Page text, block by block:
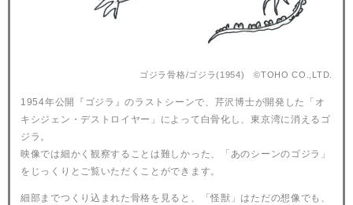
ゴジラ骨格/ゴジラ(1954) ©TOHO CO.,LTD.
1954年公開『ゴジラ』のラストシーンで、芹沢博士が開発した「オ
キシジェン・デストロイヤー」によって白骨化し、東京湾に消えるゴ
ジラ。
映像では細かく観察することは難しかった、「あのシーンのゴジラ」
をじっくりとご覧いただくことができます。
細部までつくり込まれた骨格を見ると、「怪獣」はただの想像でも、